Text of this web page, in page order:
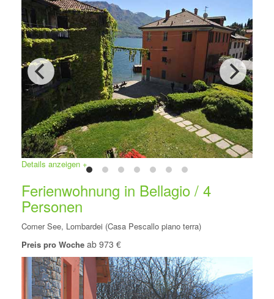
Details anzeigen +
Ferienwohnung in Bellagio / 4
Personen
Comer See, Lombardei (Casa Pescallo piano terra)
Preis pro Woche ab 973 €